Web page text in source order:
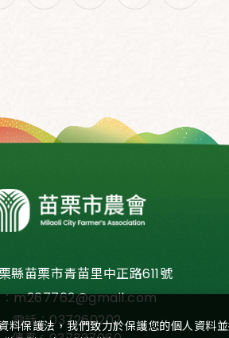
縣苗栗市青苗里中正路611號
m267762@gmail.com
電話：037260202
料保護法，我們致力於保護您的個人資料